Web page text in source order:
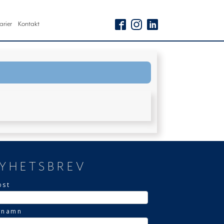
Kontakt